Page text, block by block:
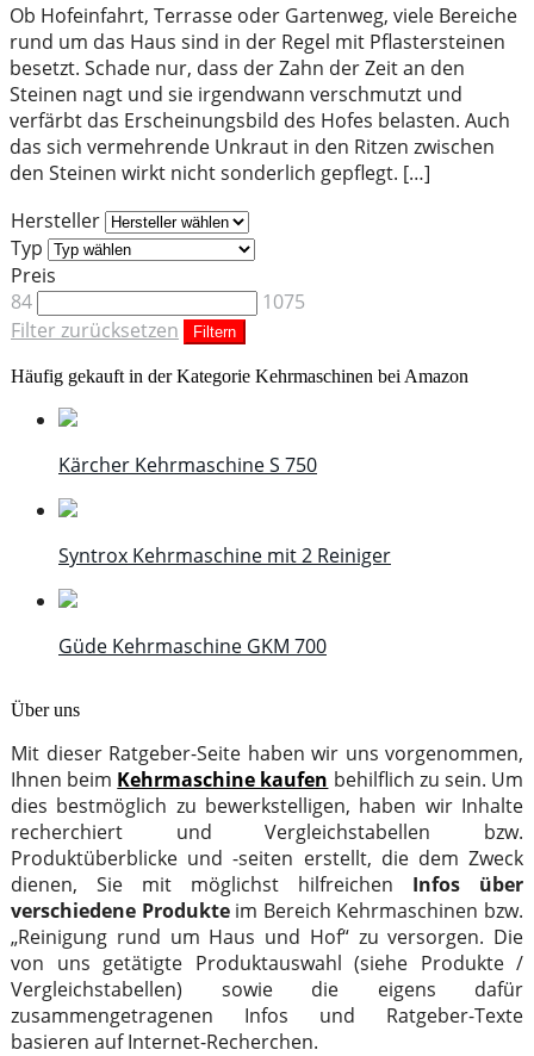
Ob Hofeinfahrt, Terrasse oder Gartenweg, viele Bereiche
rund um das Haus sind in der Regel mit Pflastersteinen
besetzt. Schade nur, dass der Zahn der Zeit an den
Steinen nagt und sie irgendwann verschmutzt und
verfärbt das Erscheinungsbild des Hofes belasten. Auch
das sich vermehrende Unkraut in den Ritzen zwischen
den Steinen wirkt nicht sonderlich gepflegt. […]
Hersteller
Typ
Preis
84
1075
Filter zurücksetzen
Filtern
Häufig gekauft in der Kategorie Kehrmaschinen bei Amazon
Kärcher Kehrmaschine S 750
Syntrox Kehrmaschine mit 2 Reiniger
Güde Kehrmaschine GKM 700
Über uns
Mit dieser Ratgeber-Seite haben wir uns vorgenommen,
Ihnen beim Kehrmaschine kaufen behilflich zu sein. Um
dies bestmöglich zu bewerkstelligen, haben wir Inhalte
recherchiert und Vergleichstabellen bzw.
Produktüberblicke und -seiten erstellt, die dem Zweck
dienen, Sie mit möglichst hilfreichen Infos über
verschiedene Produkteim Bereich Kehrmaschinen bzw.
„Reinigung rund um Haus und Hof“ zu versorgen. Die
von uns getätigte Produktauswahl (siehe Produkte /
Vergleichstabellen) sowie die eigens dafür
zusammengetragenen Infos und Ratgeber-Texte
basieren auf Internet-Recherchen.